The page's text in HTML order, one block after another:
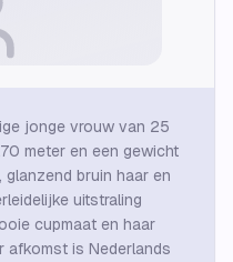
jonge vrouw van 25
meter en een gewicht
bruin haar en
uitstraling
cupmaat en haar
afkomst is Nederlands